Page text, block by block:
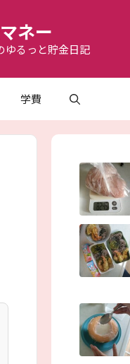
ネー
ゆるっと貯金日記
学費